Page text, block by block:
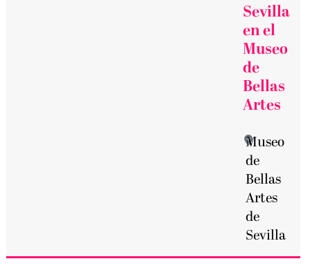
Sevilla
en el
Museo
de
Bellas
Artes
Museo
de
Bellas
Artes
de
Sevilla